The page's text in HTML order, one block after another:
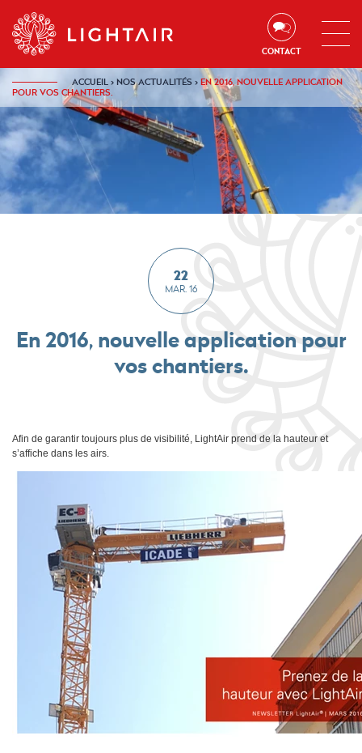
Aller au contenu Aller à la recherche
CONTACT
ACCUEIL›NOS ACTUALITÉS›EN 2016, NOUVELLE APPLICATION
POUR VOS CHANTIERS.
En 2016, nouvelle application pour
vos chantiers.
22
MAR. 16
Afin de garantir toujours plus de visibilité, LightAir prend de la hauteur et
s’affiche dans les airs.